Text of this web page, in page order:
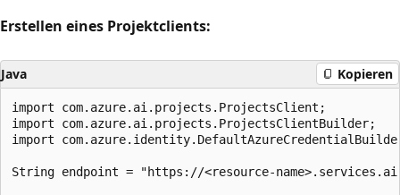
Erstellen eines Projektclients:
Java Kopieren
import com.azure.ai.projects.ProjectsClient;
import com.azure.ai.projects.ProjectsClientBuilder;
import
String endpoint = "https://<resource-